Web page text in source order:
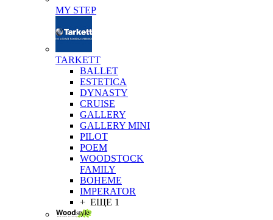
MY STEP
TARKETT
BALLET
ESTETICA
DYNASTY
CRUISE
GALLERY
GALLERY MINI
PILOT
POEM
WOODSTOCK
FAMILY
BOHEME
IMPERATOR
+ ЕЩЕ 1